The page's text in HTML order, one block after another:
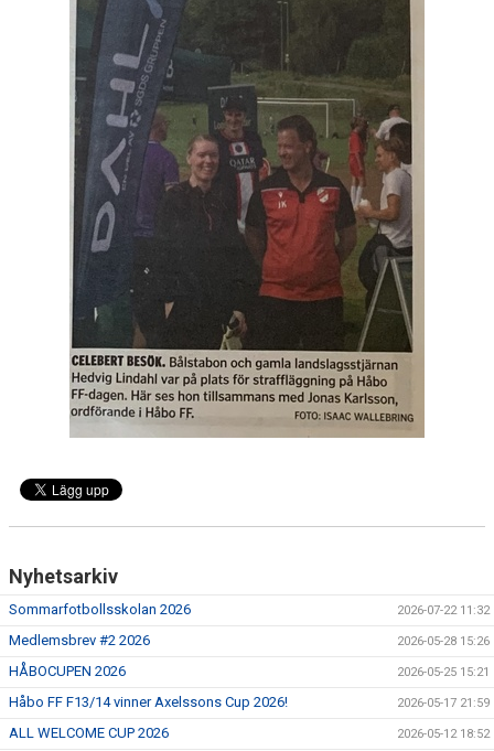
Nyhetsarkiv
Sommarfotbollsskolan 2026 2026-07-22 11:32
Medlemsbrev #2 2026 2026-05-28 15:26
HÅBOCUPEN 2026 2026-05-25 15:21
Håbo FF F13/14 vinner Axelssons Cup 2026! 2026-05-17 21:59
ALL WELCOME CUP 2026 2026-05-12 18:52